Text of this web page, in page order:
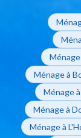
Ménage à
Ménage
Ménage à
Ménage à